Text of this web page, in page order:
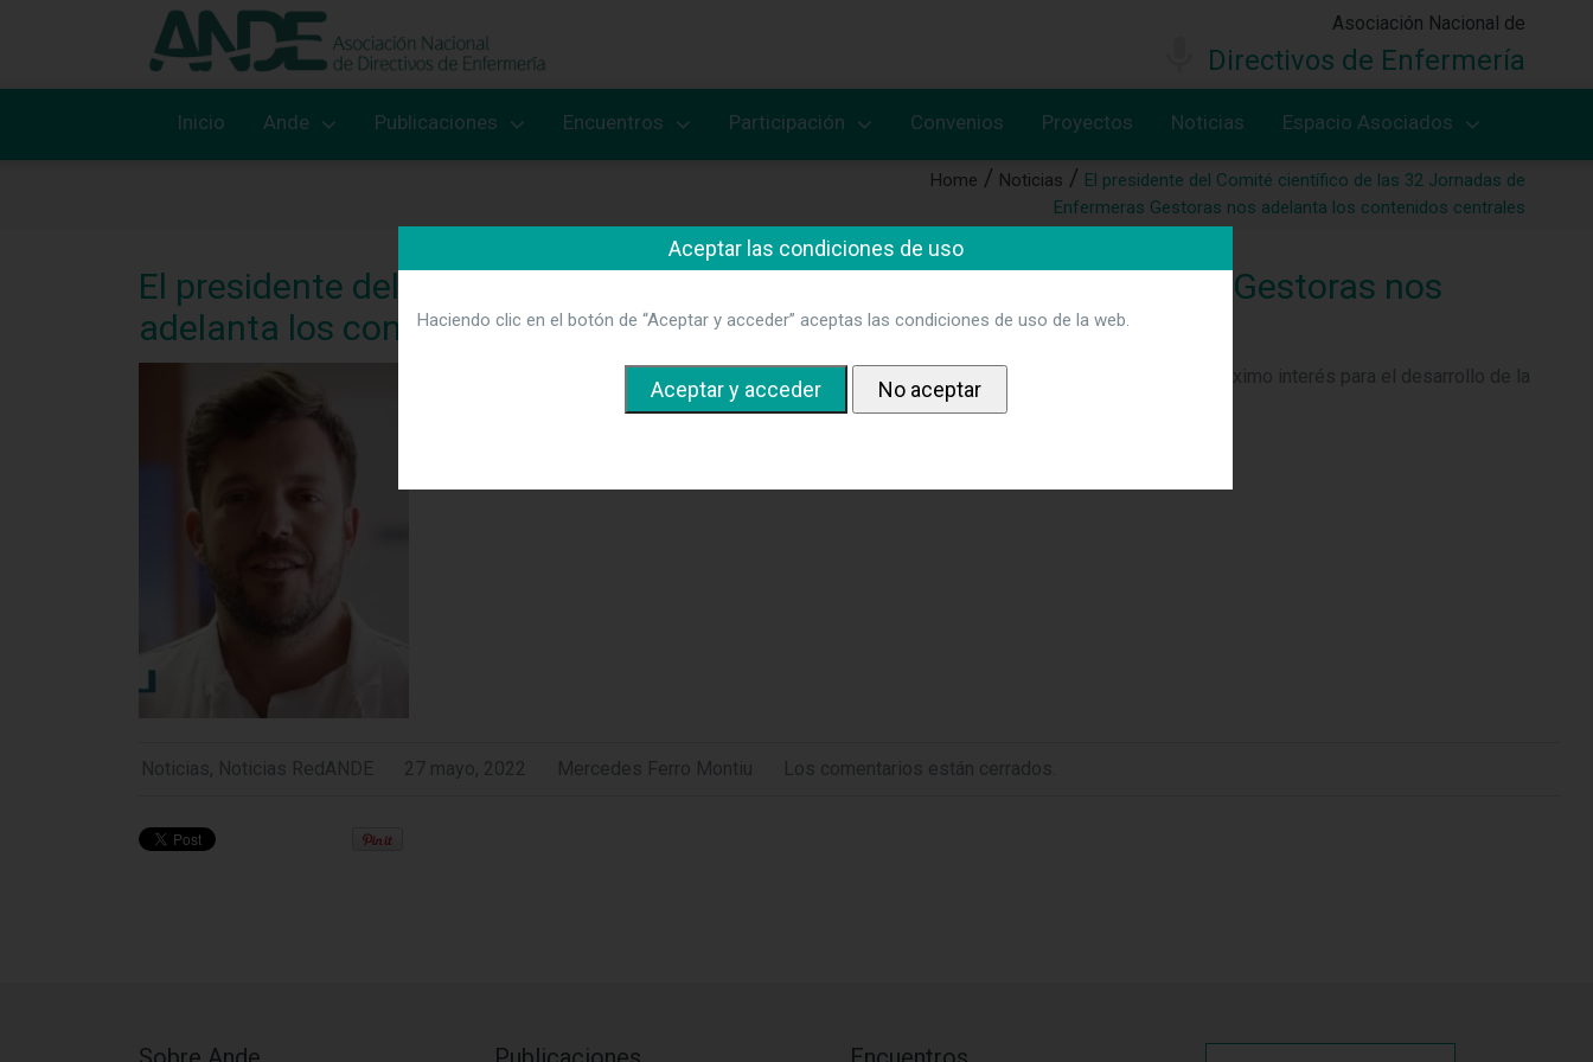
Asociación Nacional de
Directivos de Enfermería
Inicio Ande Publicaciones Encuentros Participación Convenios Proyectos Noticias Espacio Asociados
Home Noticias
El presidente del Comité científico de las 32 Jornadas de
Enfermeras Gestoras nos adelanta los contenidos centrales
El presidente del Comité científico de las 32 Jornadas de Enfermeras Gestoras nos
adelanta los contenidos centrales
Bajo el lema “Gestión enfermera liderando una nueva era” se presentan temas de actualidad y máximo interés para el desarrollo de la
función gestora. Más informaciónpinchando aquí.
Noticias, Noticias RedANDE 27 mayo, 2022 Mercedes Ferro Montiu Los comentarios están cerrados.
Aceptar las condiciones de uso
Haciendo clic en el botón de “Aceptar y acceder” aceptas las condiciones de uso de la web.